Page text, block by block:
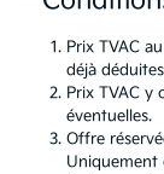
Prix TVAC
déjà
Prix TVAC y
éventuelles.
Offre
Uniquement